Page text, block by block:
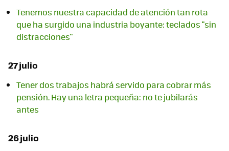
Tenemos nuestra capacidad de atención tan rota
que ha surgido una industria boyante: teclados "sin
distracciones"
27 julio
Tener dos trabajos habrá servido para cobrar más
pensión. Hay una letra pequeña: no te jubilarás
antes
26 julio